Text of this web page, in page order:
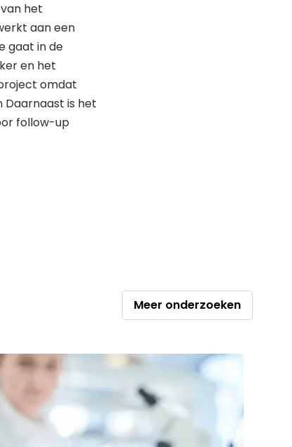
het
aan een
gaat in de
en het
omdat
Daarnaast is het
follow-up
Meer onderzoeken